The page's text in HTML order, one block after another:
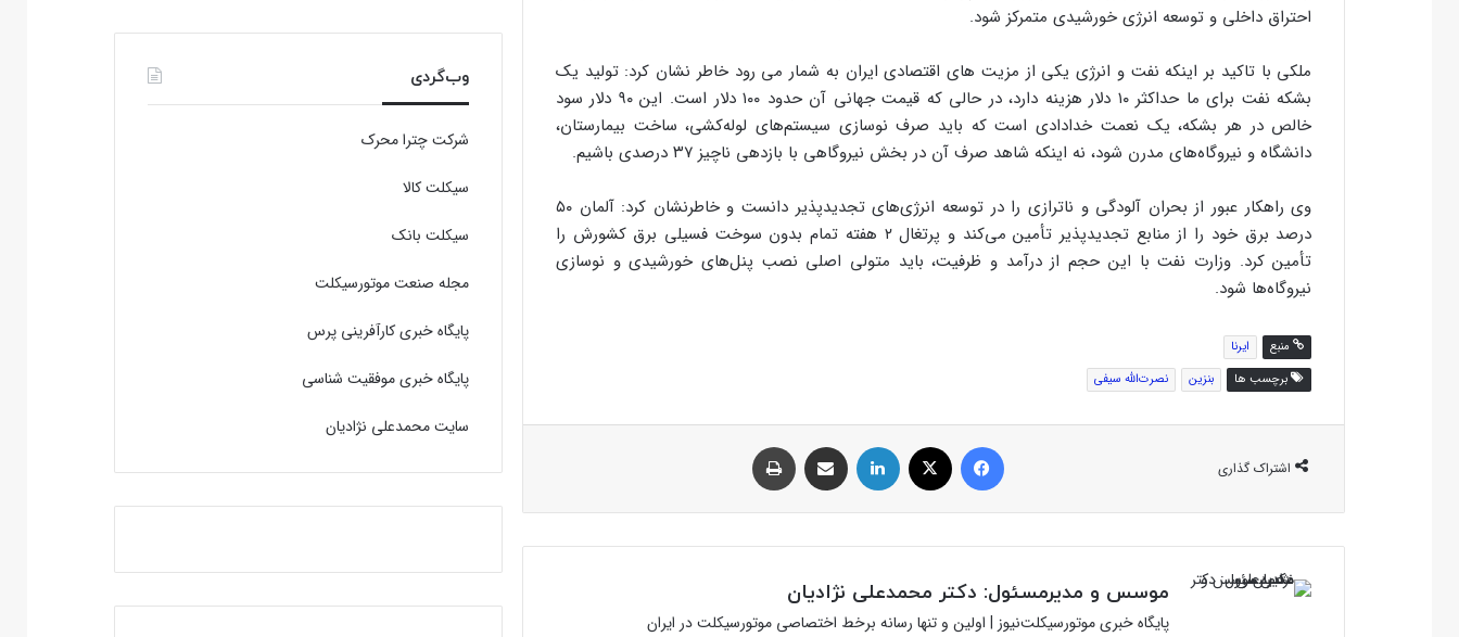
احتراق داخلی و توسعه انرژی خورشیدی متمرکز شود.
ملکی با تاکید بر اینکه نفت و انرژی یکی از مزیت های اقتصادی ایران به شمار می رود خاطر نشان کرد: تولید یک
بشکه نفت برای ما حداکثر ۱۰ دلار هزینه دارد، در حالی که قیمت جهانی آن حدود ۱۰۰ دلار است. این ۹۰ دلار سود
خالص در هر بشکه، یک نعمت خدادادی است که باید صرف نوسازی سیستم‌های لوله‌کشی، ساخت بیمارستان،
دانشگاه و نیروگاه‌های مدرن شود، نه اینکه شاهد صرف آن در بخش نیروگاهی با بازدهی ناچیز ۳۷ درصدی باشیم.
وی راهکار عبور از بحران آلودگی و ناترازی را در توسعه انرژی‌های تجدیدپذیر دانست و خاطرنشان کرد: آلمان ۵۰
درصد برق خود را از منابع تجدیدپذیر تأمین می‌کند و پرتغال ۲ هفته تمام بدون سوخت فسیلی برق کشورش را
تأمین کرد. وزارت نفت با این حجم از درآمد و ظرفیت، باید متولی اصلی نصب پنل‌های خورشیدی و نوسازی
نیروگاه‌ها شود.
منبع
ایرنا
برچسب ها
بنزین نصرت‌الله سیفی
اشتراک گذاری
فیس بوک لینکدین اشتراک گذاری از طریق ایمیل
موسس و مدیرمسئول: دکتر محمدعلی نژادیان
پایگاه خبری موتورسیکلت‌نیوز | اولین و تنها رسانه برخط اختصاصی موتورسیکلت در ایران
وب‌گردی
شرکت چترا محرک
سیکلت کالا
سیکلت بانک
مجله صنعت موتورسیکلت
پایگاه خبری کارآفرینی پرس
پایگاه خبری موفقیت شناسی
سایت محمدعلی نژادیان